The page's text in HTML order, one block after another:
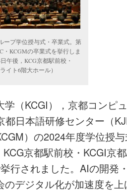
ープ学位授与式・卒業式。第
・KCGMの卒業式を挙行しま
午後，KCG京都駅前校・
イト6階大ホール）
学（KCGI），京都コンピ
都日本語研修センター（
）の2024年度学位授
京都駅前校・KCGI京
行されました。AIの開発
のデジタル化が加速度を